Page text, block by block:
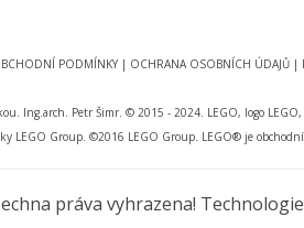
PODMÍNKY | OCHRANA OSOBNÍCH ÚDAJŮ |
Ing.arch. Petr Šimr. © 2015 - 2024. LEGO, logo
LEGO Group. ©2016 LEGO Group. LEGO® je
práva vyhrazena!